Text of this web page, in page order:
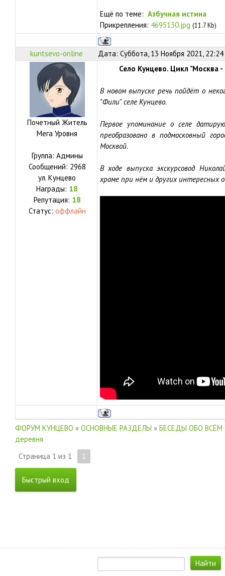
Ещё по теме: Азбучная истина
Прикрепления: 4695130.jpg (11.7 Kb)
kuntsevo-online Дата: Суббота, 13 Ноября 2021,
Почетный Житель
Мега Уровня
Группа: Админы
Сообщений: 2968
ул. Кунцево
Награды: 18
Репутация: 18
Статус: оффлайн
Село Кунцево. Цикл "Москва
В новом выпуске речь пойдёт о
"Фили" селе Кунцево.
Первое упоминание о селе
преобразовано в подмосковный
Москвой.
В ходе выпуска экскурсовод
храме при нём и других интересных
ФОРУМ КУНЦЕВО » ОСНОВНЫЕ РАЗДЕЛЫ » БЕСЕДЫ ОБО ВСЁМ
деревня
Страница 1 из 1 1